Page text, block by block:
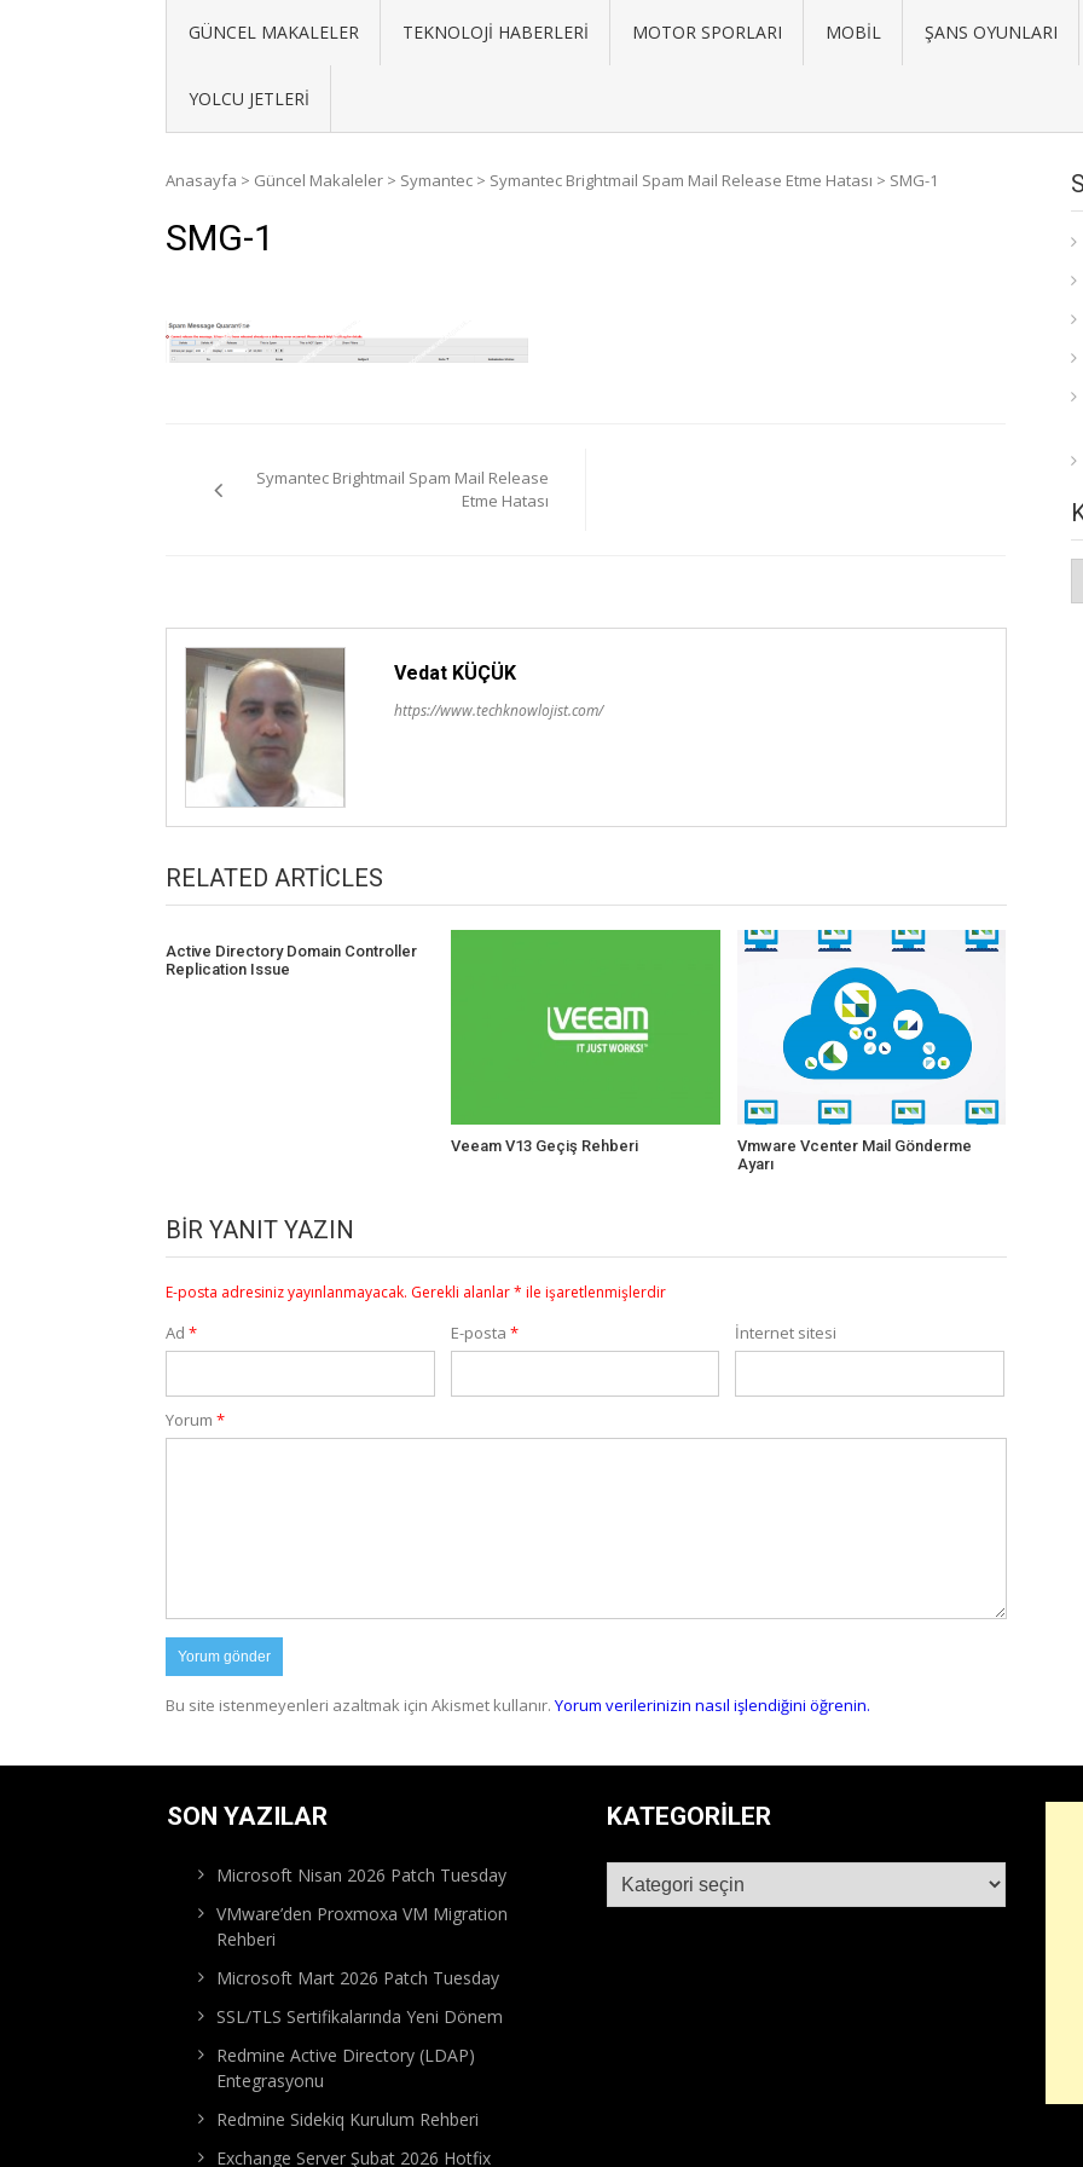
GÜNCEL MAKALELER TEKNOLOJI HABERLERI MOTOR SPORLARI MOBIL ŞANS OYUNLARI
YOLCU JETLERI
Anasayfa > Güncel Makaleler > Symantec > Symantec Brightmail Spam Mail Release Etme Hatası > SMG-1
SMG-1
gezinmesi
Symantec Brightmail Spam Mail Release
Etme Hatası
Vedat KÜÇÜK
https://www.techknowlojist.com/
RELATED ARTICLES
Active Directory Domain Controller
Replication Issue
Veeam V13 Geçiş Rehberi
Vmware Vcenter Mail Gönderme
Ayarı
BIR YANIT YAZIN
E-posta adresiniz yayınlanmayacak. Gerekli alanlar* ile işaretlenmişlerdir
Ad * E-posta * İnternet sitesi
Yorum *
Bu site istenmeyenleri azaltmak için Akismet kullanır. Yorum verilerinizin nasıl işlendiğini öğrenin.
SON YAZILAR
Microsoft Nisan 2026 Patch Tuesday
VMware’den Proxmoxa VM Migration
Rehberi
Microsoft Mart 2026 Patch Tuesday
SSL/TLS Sertifikalarında Yeni Dönem
Redmine Active Directory (LDAP)
Entegrasyonu
Redmine Sidekiq Kurulum Rehberi
Exchange Server Şubat 2026 Hotfix
KATEGORILER